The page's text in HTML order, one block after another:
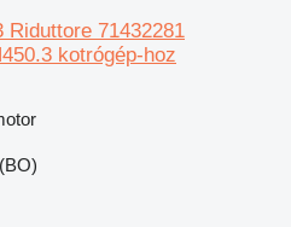
Riduttore 71432281
kotrógép-hoz